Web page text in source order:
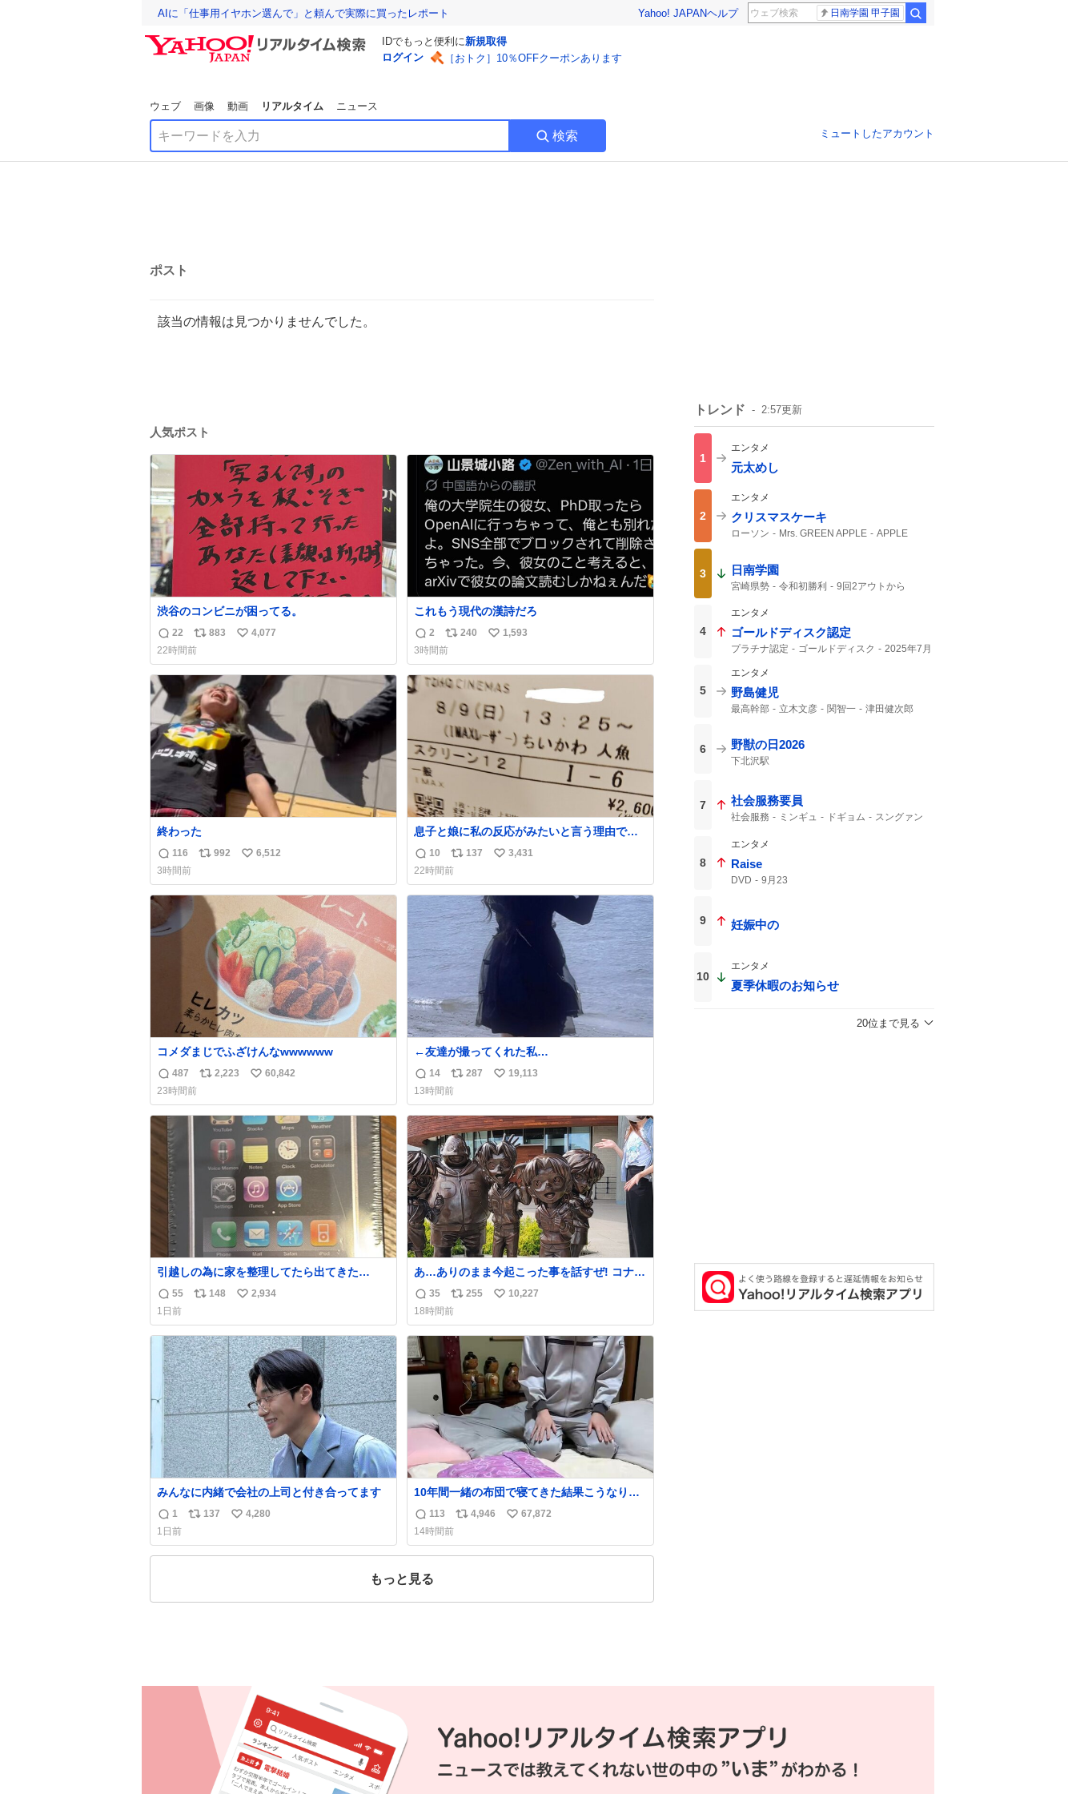
AIに「仕事用イヤホン選んで」と頼んで実際に買ったレポート Yahoo! JAPANヘルプ 日南学園 甲子園
IDでもっと便利に新規取得
ログイン
［おトク］10％OFFクーポンあります
ウェブ 画像 動画 リアルタイム ニュース
検索 ミュートしたアカウント
ポスト
該当の情報は見つかりませんでした。
人気ポスト
渋谷のコンビニが困ってる。
返
信
数
22
リ
ポ
ス
ト
数
883
い
ね
数
4,077
22時間前
これもう現代の漢詩だろ
返
信
数
2
リ
ポ
ス
ト
数
240
い
ね
数
1,593
3時間前
終わった
返
信
数
116
リ
ス
992
い
ね
数
6,512
3時間前
息子と娘に私の反応がみたいと言う理由で、
セブンの赤魚の煮付けを食べさせられ、ちい
かわの映画に連れてこられました 一体どうい
うことなんやで…
返
信
数
10
リ
ポ
ス
ト
数
137
い
ね
数
3,431
22時間前
コメダまじでふざけんなwwwwww
返
信
数
487
リ
ス
2,223
い
ね
数
60,842
23時間前
←友達が撮ってくれた私
友達が描いてくれた
私→
返
信
数
14
リ
ポ
ス
ト
数
287
い
ね
数
19,113
13時間前
引越しの為に家を整理してたら出てきた
iPhone 3Gの完全未開封品 かなり前に楽天だ
かで買った多分未使用のデモ機で-が出るのだ
と思うんだよね ヤフオクで売れてない190万
があったけど初代じゃあるまいし流石にそこ
まではねぇ 日本初のモデルではあるけど´д` ;
#Apple #iPhone3G
返
信
数
55
リ
ス
ト
数
148
い
ね
数
2,934
1日前
あ…ありのまま今起こった事を話すぜ! コナン
展で女の子に 「千速さんですか！？」 と声を
かけられた。 あぁ鞄の装飾かなと思ったら
「背も高いし見た目もすごく千速さんだと思
いました！」 それでは聞いてください。 ＿人
人人人人＿ ＞今日は私服＜ ￣Y^Y^Y^Y^Y^￣
#白樹鳥取大阪コナン旅行2026
返
信
数
35
リ
ポ
ス
ト
255
い
ね
10,227
18時間前
みんなに内緒で会社の上司と付き合ってます
返
信
数
1
リ
ス
137
い
ね
4,280
1日前
10年間一緒の布団で寝てきた結果こうなりま
した…
返
信
数
113
リ
ス
4,946
い
ね
67,872
14時間前
もっと見る
トレンド 2:57更新
1
エンタメ
元太めし
2
エンタメ
クリスマスケーキ
ローソン Mrs. GREEN APPLE APPLE
3 日南学園
宮崎県勢 令和初勝利
9回2アウトから
出場した
4
エンタメ
ゴールドディスク認定
プラチナ認定 ゴールドディスク 2025年7月
5
エンタメ
野島健児
最高幹部 立木文彦 関智一
津田健次郎
けろ!』
6 野獣の日2026
下北沢駅
7 社会服務要員
社会服務 ミンギュ ドギョム
スングァン
8
エンタメ
Raise
DVD 9月23
9 妊娠中の
10
エンタメ
夏季休暇のお知らせ
20位まで見る